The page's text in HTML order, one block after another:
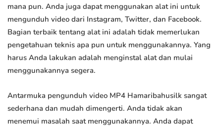
mana pun. Anda juga dapat menggunakan alat ini untuk
mengunduh video dari Instagram, Twitter, dan Facebook.
Bagian terbaik tentang alat ini adalah tidak memerlukan
pengetahuan teknis apa pun untuk menggunakannya. Yang
harus Anda lakukan adalah menginstal alat dan mulai
menggunakannya segera.
Antarmuka pengunduh video MP4 Hamaribahusilk sangat
sederhana dan mudah dimengerti. Anda tidak akan
menemui masalah saat menggunakannya. Anda dapat